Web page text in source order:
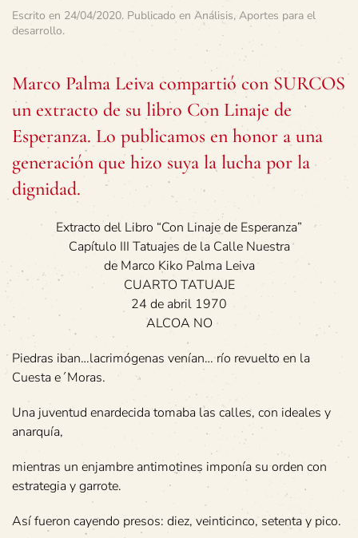
Escrito en 24/04/2020. Publicado en Análisis, Aportes para el
desarrollo.
Marco Palma Leiva compartió con SURCOS
un extracto de su libro Con Linaje de
Esperanza. Lo publicamos en honor a una
generación que hizo suya la lucha por la
dignidad.
Extracto del Libro “Con Linaje de Esperanza”
Capítulo III Tatuajes de la Calle Nuestra
de Marco Kiko Palma Leiva
CUARTO TATUAJE
24 de abril 1970
ALCOA NO
Piedras iban…lacrimógenas venían… río revuelto en la
Cuesta e´Moras.
Una juventud enardecida tomaba las calles, con ideales y
anarquía,
mientras un enjambre antimotines imponía su orden con
estrategia y garrote.
Así fueron cayendo presos: diez, veinticinco, setenta y pico.